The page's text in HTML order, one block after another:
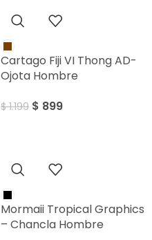
Cartago Fiji VI Thong AD-
Ojota Hombre
$1.199 $ 899
Mormaii Tropical Graphics
– Chancla Hombre